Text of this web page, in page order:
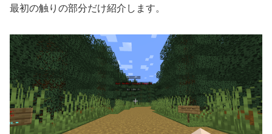
最初の触りの部分だけ紹介します。